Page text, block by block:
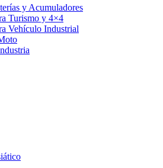
y Acumuladores
Turismo y 4×4
Vehículo Industrial